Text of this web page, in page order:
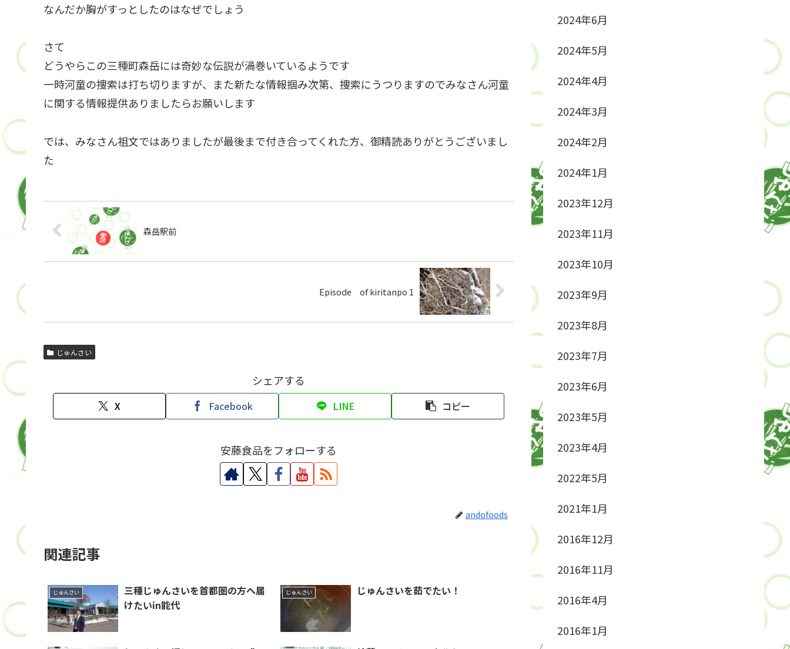
なんだか胸がすっとしたのはなぜでしょう
さて
どうやらこの三種町森岳には奇妙な伝説が渦巻いているようです
一時河童の捜索は打ち切りますが、また新たな情報掴み次第、捜索にうつりますのでみなさん河童
に関する情報提供ありましたらお願いします
では、みなさん祖文ではありましたが最後まで付き合ってくれた方、御精読ありがとうございまし
た
森岳駅前
Episode of kiritanpo 1
じゅんさい
シェアする
X Facebook LINE コピー
安藤食品をフォローする
andofoods
関連記事
じゅんさい
三種じゅんさいを首都圏の方へ届
けたいin能代
じゅんさい じゅんさいを茹でたい！
2024年6月
2024年5月
2024年4月
2024年3月
2024年2月
2024年1月
2023年12月
2023年11月
2023年10月
2023年9月
2023年8月
2023年7月
2023年6月
2023年5月
2023年4月
2022年5月
2021年1月
2016年12月
2016年11月
2016年4月
2016年1月